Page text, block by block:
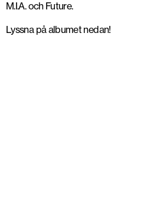
M.I.A. och Future.
Lyssna på albumet nedan!